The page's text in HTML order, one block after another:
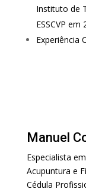
Instituto de
ESSCVP em
Experiência
Manuel
Especialista
Acupuntura e
Cédula